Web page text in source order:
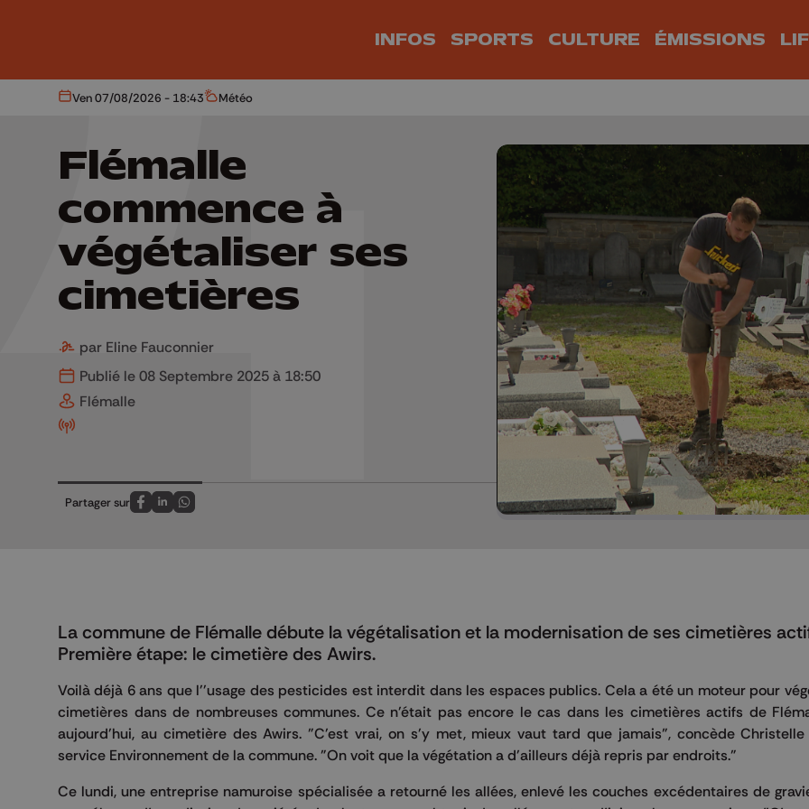
INFOS SPORTS CULTURE ÉMISSIONS
Aujourd'hui
Ven 07/08/2026 - 18:43 Météo
Météo
Flémalle
commence à
végétaliser ses
cimetières
par Eline Fauconnier
Publié le 08 Septembre 2025 à 18:50
Flémalle
Partager sur
Partagez sur FaceBook
Partagez sur LinkedIn
Partagez sur Whatsapp
La commune de Flémalle débute la végétalisation et la modernisation de ses cimetières
Première étape: le cimetière des Awirs.
Voilà déjà 6 ans que l''usage des pesticides est interdit dans les espaces publics. Cela a été un moteur pour
cimetières dans de nombreuses communes. Ce n'était pas encore le cas dans les cimetières actifs de
aujourd'hui, au cimetière des Awirs. "C'est vrai, on s'y met, mieux vaut tard que jamais", concède Christelle
service Environnement de la commune. "On voit que la végétation a d'ailleurs déjà repris par endroits."
Ce lundi, une entreprise namuroise spécialisée a retourné les allées, enlevé les couches excédentaires de